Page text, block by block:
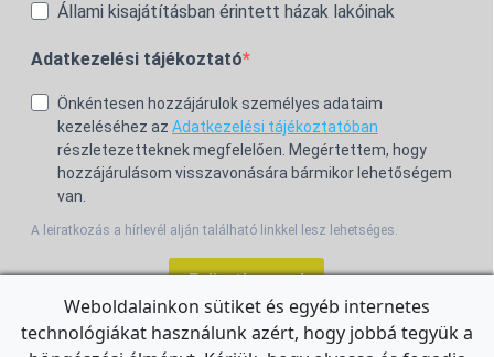
Állami kisajátításban érintett házak lakóinak
Adatkezelési tájékoztató
Önkéntesen hozzájárulok személyes adataim
kezeléséhez az Adatkezelési tájékoztatóban
részletezetteknek megfelelően. Megértettem, hogy
hozzájárulásom visszavonására bármikor lehetőségem
van.
A leiratkozás a hírlevél alján található linkkel lesz lehetséges.
Feliratkozom!
Weboldalainkon sütiket és egyéb internetes
technológiákat használunk azért, hogy jobbá tegyük a